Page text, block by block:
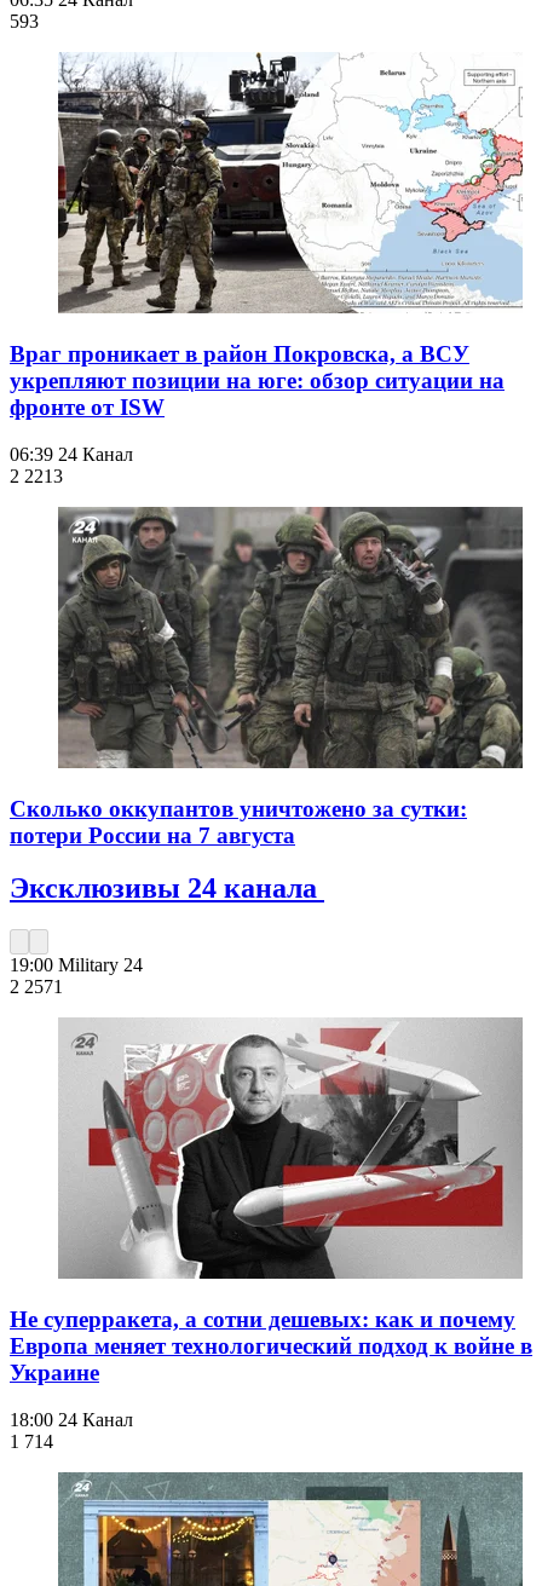
593
Враг проникает в район Покровска, а ВСУ
укрепляют позиции на юге: обзор ситуации на
фронте от ISW
06:39 24 Канал
2 2213
Сколько оккупантов уничтожено за сутки:
потери России на 7 августа
Эксклюзивы 24 канала
19:00 Military 24
2 2571
Не суперракета, а сотни дешевых: как и почему
Европа меняет технологический подход к войне в
Украине
18:00 24 Канал
1 714